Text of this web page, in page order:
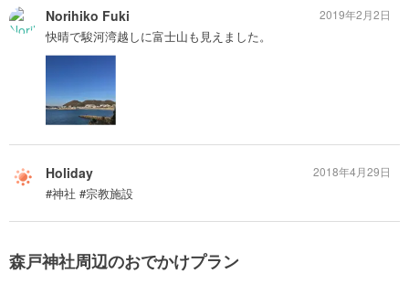
Norihiko Fuki
快晴で駿河湾越しに富士山も見えました。
2019年2月2日
Holiday
#神社 #宗教施設
2018年4月29日
森戸神社周辺のおでかけプラン